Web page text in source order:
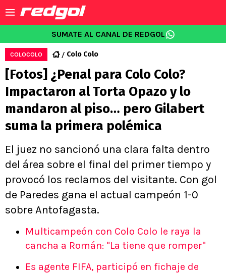
SUMATE AL CANAL DE REDGOL
COLOCOLO Colo Colo
[Fotos] ¿Penal para Colo Colo?
Impactaron al Torta Opazo y lo
mandaron al piso… pero Gilabert
suma la primera polémica
El juez no sancionó una clara falta dentro
del área sobre el final del primer tiempo y
provocó los reclamos del visitante. Con gol
de Paredes gana el actual campeón 1-0
sobre Antofagasta.
Multicampeón con Colo Colo le raya la
cancha a Román: "La tiene que romper"
Es agente FIFA, participó en fichaje de